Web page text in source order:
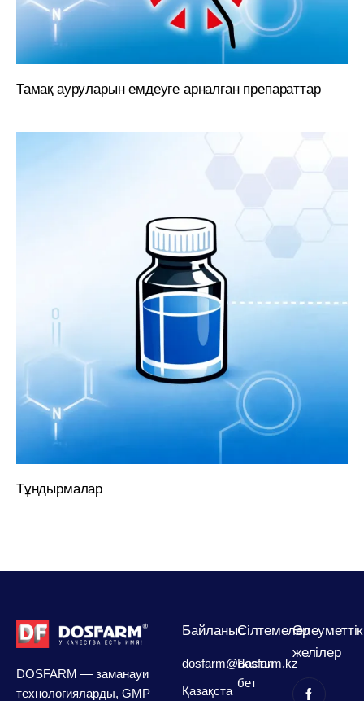
Тамақ ауруларын емдеуге арналған препараттар
Тұндырмалар
DOSFARM — заманауи
технологияларды, GMP
Байланыс
dosfarm@dosfarm.kz
Қазақста
Сілтемелер
Басты
бет
Әлеуметтік
желілер